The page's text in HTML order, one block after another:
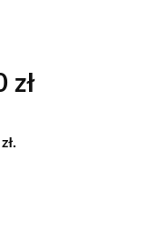
złAktualna
zł.